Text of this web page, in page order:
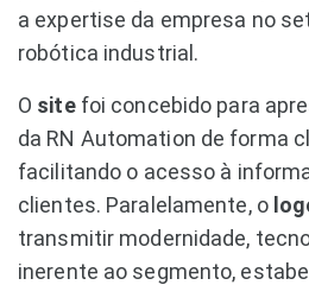
a expertise da empresa no
robótica industrial.
O sitefoi concebido para
da RN Automation de forma
facilitando o acesso à
clientes. Paralelamente, o
transmitir modernidade,
inerente ao segmento,